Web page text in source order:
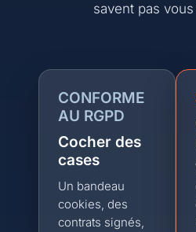
savent pas
CONFORME
AU RGPD
Cocher des
cases
Un bandeau
cookies, des
contrats signés,